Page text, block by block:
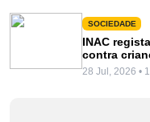
SOCIEDADE
INAC
contra
28 Jul, 2026 •